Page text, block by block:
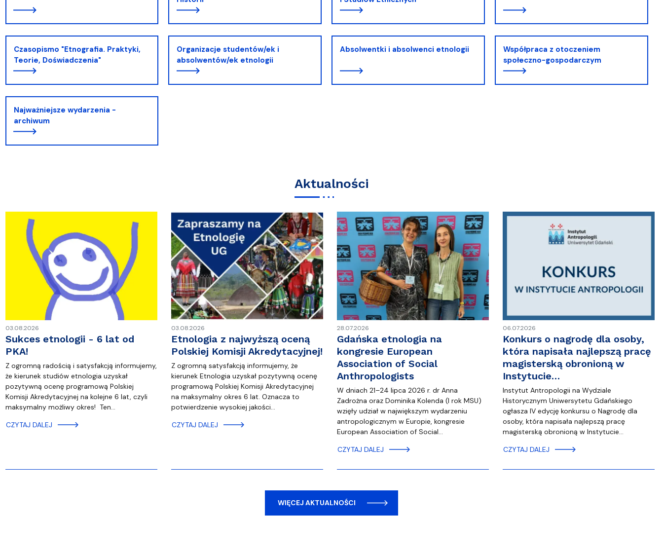
Czasopismo "Etnografia. Praktyki,
Teorie, Doświadczenia"
Organizacje studentów/ek i
absolwentów/ek etnologii
Absolwentki i absolwenci etnologii
Współpraca z otoczeniem
społeczno-gospodarczym
Najważniejsze wydarzenia -
archiwum
Aktualności
03.08.2026
Sukces etnologii - 6 lat od
PKA!
Z ogromną radością i satysfakcją informujemy,
że kierunek studiów etnologia uzyskał
pozytywną ocenę programową Polskiej
Komisji Akredytacyjnej na kolejne 6 lat, czyli
maksymalny możliwy okres! Ten…
CZYTAJ DALEJ
03.08.2026
Etnologia z najwyższą oceną
Polskiej Komisji Akredytacyjnej!
Z ogromną satysfakcją informujemy, że
kierunek Etnologia uzyskał pozytywną ocenę
programową Polskiej Komisji Akredytacyjnej
na maksymalny okres 6 lat. Oznacza to
potwierdzenie wysokiej jakości…
CZYTAJ DALEJ
28.07.2026
Gdańska etnologia na
kongresie European
Association of Social
Anthropologists
W dniach 21–24 lipca 2026 r. dr Anna
Zadrożna oraz Dominika Kolenda (I rok MSU)
wzięły udział w największym wydarzeniu
antropologicznym w Europie, kongresie
European Association of Social…
CZYTAJ DALEJ
06.07.2026
Konkurs o nagrodę dla osoby,
która napisała najlepszą pracę
magisterską obronioną w
Instytucie…
Instytut Antropologii na Wydziale
Historycznym Uniwersytetu Gdańskiego
ogłasza IV edycję konkursu o Nagrodę dla
osoby, która napisała najlepszą pracę
magisterską obronioną w Instytucie…
CZYTAJ DALEJ
WIĘCEJ AKTUALNOŚCI